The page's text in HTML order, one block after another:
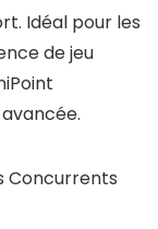
Idéal pour les
de jeu
Concurrents